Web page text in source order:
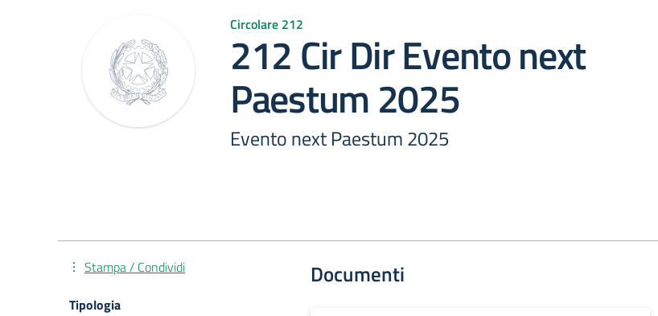
Circolare 212
212 Cir Dir Evento next
Paestum 2025
Evento next Paestum 2025
Documenti
Stampa / Condividi
Tipologia